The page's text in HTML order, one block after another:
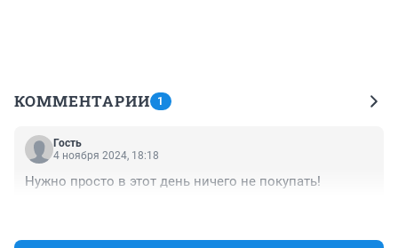
КОММЕНТАРИИ 1
Гость
4 ноября 2024, 18:18
Нужно просто в этот день ничего не покупать!